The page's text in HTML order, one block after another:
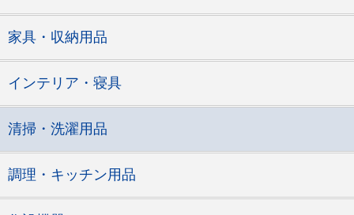
家具・収納用品
インテリア・寝具
清掃・洗濯用品
調理・キッチン用品